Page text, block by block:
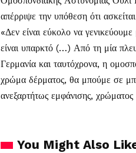
απέρριψε την υπόθεση ότι ασκείται
«Δεν είναι εύκολο να
είναι υπαρκτό (…) Από τη μία
Γερμανία και ταυτόχρονα, η
χρώμα δέρματος, θα μπούμε σε
ανεξαρτήτως εμφάνισης,
You Might Also